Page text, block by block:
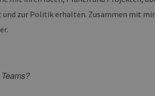
zur Politik erhalten. Zusammen mit